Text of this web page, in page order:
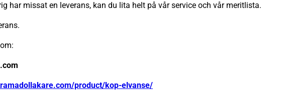
har missat en leverans, kan du lita helt på vår service och vår meritlista.
product/kop-elvanse/